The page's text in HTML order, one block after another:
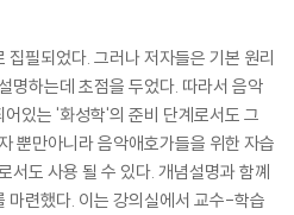
필되었다. 그러나 저자들은 기본 원리
명하는데 초점을 두었다. 따라서 음악
있는 '화성학'의 준비 단계로서도 그
뿐만아니라 음악애호가들을 위한 자습
서도 사용 될 수 있다. 개념설명과 함꼐
마련했다. 이는 강의실에서 교수-학습